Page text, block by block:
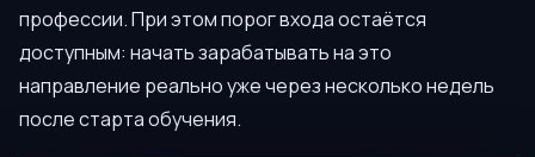
профессии. При этом порог входа остаётся
доступным: начать зарабатывать на это
направление реально уже через несколько недель
после старта обучения.